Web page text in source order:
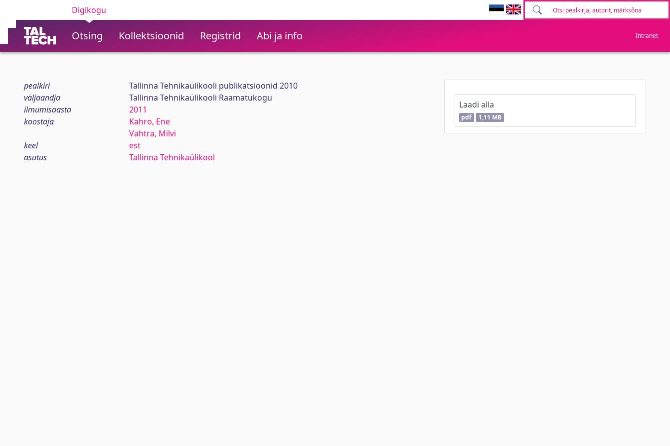
Digikogu
Otsing Kollektsioonid Registrid Abi ja info Intranet
pealkiri
Tallinna Tehnikaülikooli publikatsioonid 2010
väljaandja
Tallinna Tehnikaülikooli Raamatukogu
ilmumisaasta
2011
koostaja
Kahro, Ene
Vahtra, Milvi
keel
est
asutus
Tallinna Tehnikaülikool
Laadi alla
pdf 1,11 MB